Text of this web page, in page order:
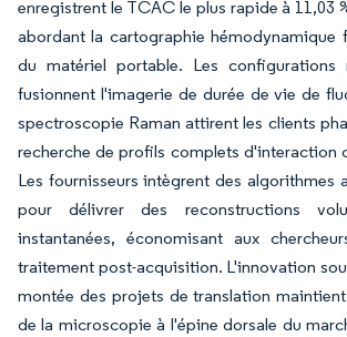
enregistrent le TCAC le plus rapide à 11,03
abordant la cartographie hémodynamique
du matériel portable. Les configurations
fusionnent l'imagerie de durée de vie de
spectroscopie Raman attirent les clients
recherche de profils complets d'interaction
Les fournisseurs intègrent des algorithmes
pour délivrer des reconstructions
instantanées, économisant aux
traitement post-acquisition. L'innovation
montée des projets de translation
de la microscopie à l'épine dorsale du